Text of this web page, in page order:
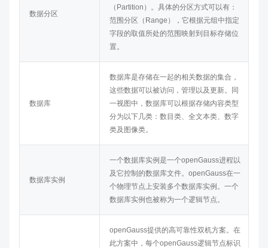
数据分区
（Partition）。具体的分区方式可以有：
范围分区（Range），它根据元组中指定
字段的取值所处的范围映射到目标存储位
置。
数据库
数据库是存储在一起的相关数据的集合，
这些数据可以被访问，管理以及更新。同
一视图中，数据库可以根据存储内容类型
分为以下几类：数目类、全文本类、数字
类及图像类。
数据库实例
一个数据库实例是一个openGauss进程以
及它控制的数据库文件。 openGauss在一
个物理节点上安装多个数据库实例。一个
数据库实例也被称为一个逻辑节点。
openGauss提供的高可靠性双机方案。在
此方案中，每个openGauss逻辑节点标识